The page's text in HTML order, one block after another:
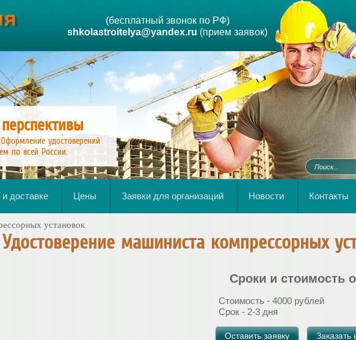
(бесплатный звонок по РФ)
shkolastroitelya@yandex.ru (прием заявок)
удостоверений
по всей России.
доставке Цены Заявки для организаций Новости Контакты
установок
Удостоверение машиниста компрессорных
Сроки и стоимость
Стоимость - 4000 рублей
Срок - 2-3 дня
Оставить заявку Заказать